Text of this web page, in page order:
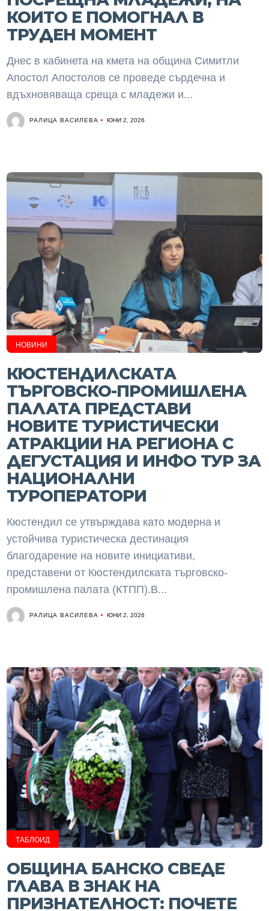
КОИТО Е ПОМОГНАЛ В
ТРУДЕН МОМЕНТ
Днес в кабинета на кмета на община Симитли
Апостол Апостолов се проведе сърдечна и
вдъхновяваща среща с младежи и...
РАЛИЦА ВАСИЛЕВА ЮНИ 2, 2026
НОВИНИ
КЮСТЕНДИЛСКАТА
ТЪРГОВСКО-ПРОМИШЛЕНА
ПАЛАТА ПРЕДСТАВИ
НОВИТЕ ТУРИСТИЧЕСКИ
АТРАКЦИИ НА РЕГИОНА С
ДЕГУСТАЦИЯ И ИНФО ТУР ЗА
НАЦИОНАЛНИ
ТУРОПЕРАТОРИ
Кюстендил се утвърждава като модерна и
устойчива туристическа дестинация
благодарение на новите инициативи,
представени от Кюстендилската търговско-
промишлена палата (КТПП).В...
РАЛИЦА ВАСИЛЕВА ЮНИ 2, 2026
ТАБЛОИД
ОБЩИНА БАНСКО СВЕДЕ
ГЛАВА В ЗНАК НА
ПРИЗНАТЕЛНОСТ: ПОЧЕТЕ